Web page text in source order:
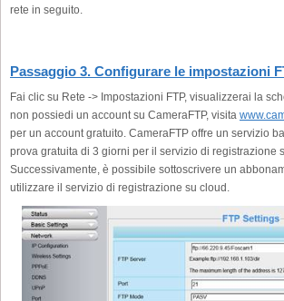
rete in seguito.
Passaggio 3. Configurare le impostazioni
Fai clic su Rete -> Impostazioni FTP, visualizzerai la
non possiedi un account su CameraFTP, visita
per un account gratuito. CameraFTP offre un servizio
prova gratuita di 3 giorni per il servizio di registrazione
Successivamente, è possibile sottoscrivere un
utilizzare il servizio di registrazione su cloud.